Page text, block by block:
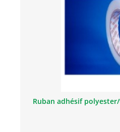
Ruban adhésif